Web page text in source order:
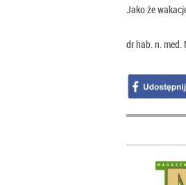
Jako że
dr hab. n. med.